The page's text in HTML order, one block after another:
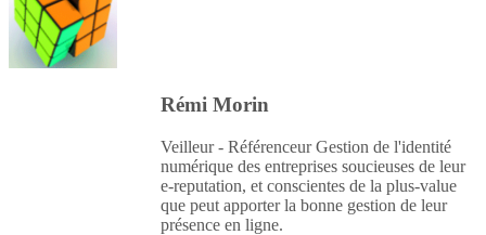
Rémi Morin
Veilleur - Référenceur Gestion de l'identité
numérique des entreprises soucieuses de leur
e-reputation, et conscientes de la plus-value
que peut apporter la bonne gestion de leur
présence en ligne.